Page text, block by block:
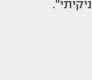
ניקיתי".